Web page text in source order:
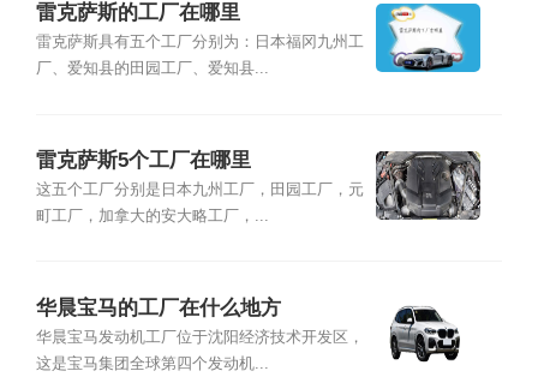
雷克萨斯的工厂在哪里
雷克萨斯具有五个工厂分别为：日本福冈九州工
厂、爱知县的田园工厂、爱知县...
雷克萨斯5个工厂在哪里
这五个工厂分别是日本九州工厂，田园工厂，元
町工厂，加拿大的安大略工厂，...
华晨宝马的工厂在什么地方
华晨宝马发动机工厂位于沈阳经济技术开发区，
这是宝马集团全球第四个发动机...